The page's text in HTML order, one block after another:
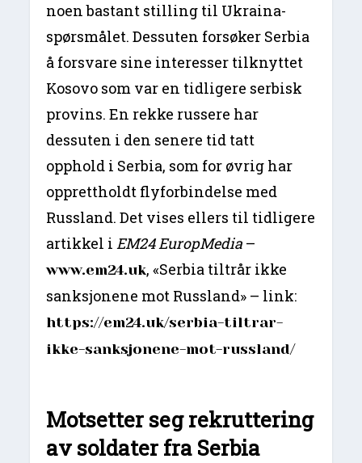
noen bastant stilling til Ukraina-
spørsmålet. Dessuten forsøker Serbia
å forsvare sine interesser tilknyttet
Kosovo som var en tidligere serbisk
provins. En rekke russere har
dessuten i den senere tid tatt
opphold i Serbia, som for øvrig har
opprettholdt flyforbindelse med
Russland. Det vises ellers til tidligere
artikkel iEM24 EuropMedia –
www.em24.uk, «Serbia tiltrår ikke
sanksjonene mot Russland» – link:
https://em24.uk/serbia-tiltrar-
ikke-sanksjonene-mot-russland/
Motsetter seg rekruttering
av soldater fra Serbia